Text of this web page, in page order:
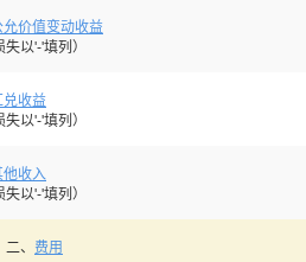
允价值变动收益
失以'-'填列）
兑收益
失以'-'填列）
他收入
失以'-'填列）
、 费用